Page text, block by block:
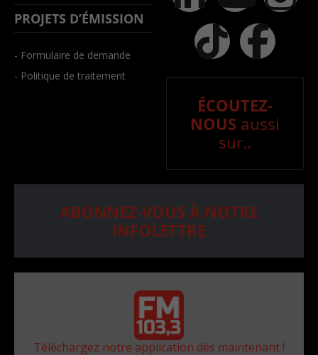
PROJETS D’ÉMISSION
- Formulaire de demande
- Politique de traitement
ÉCOUTEZ-
NOUS aussi
sur..
ABONNEZ-VOUS À NOTRE
INFOLETTRE
Téléchargez notre application dès maintenant !